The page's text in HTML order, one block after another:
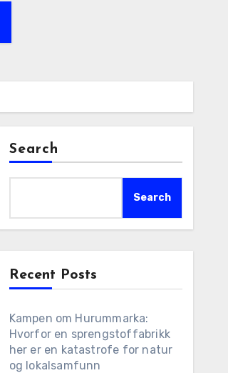
Search
Search
Recent Posts
Kampen om Hurummarka:
Hvorfor en sprengstoffabrikk
her er en katastrofe for natur
og lokalsamfunn